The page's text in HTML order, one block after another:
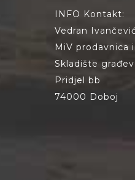
INFO Kontakt:
Vedran
MiV prodavnica
Skladište
Pridjel bb
74000 Doboj